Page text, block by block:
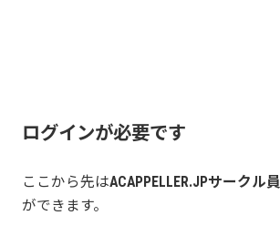
ログインが必要です
ここから先はACAPPELLER.JPサークル員
ができます。